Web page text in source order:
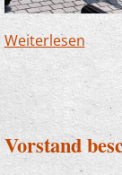
Weiterlesenüber
Vorstand